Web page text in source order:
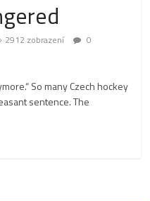
2912 zobrazení
0
So many Czech hockey
sentence. The